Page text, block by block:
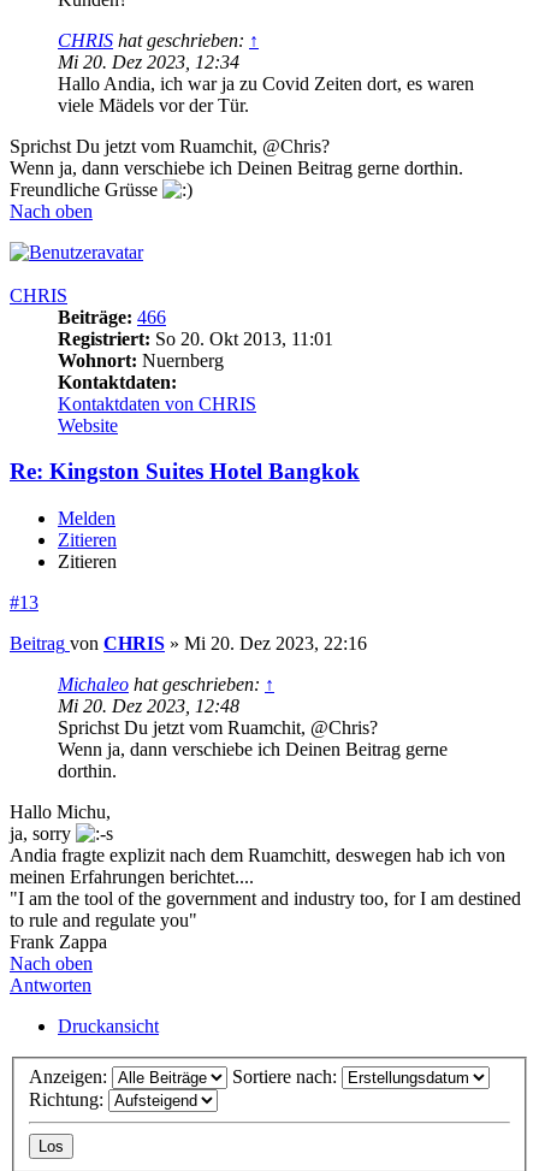
CHRIS hat geschrieben: ↑
Mi 20. Dez 2023, 12:34
Hallo Andia, ich war ja zu Covid Zeiten dort, es waren
viele Mädels vor der Tür.
Sprichst Du jetzt vom Ruamchit, @Chris?
Wenn ja, dann verschiebe ich Deinen Beitrag gerne dorthin.
Freundliche Grüsse
Nach oben
CHRIS
Beiträge: 466
Registriert: So 20. Okt 2013, 11:01
Wohnort: Nuernberg
Kontaktdaten:
Kontaktdaten von CHRIS
Website
Re: Kingston Suites Hotel Bangkok
Melden
Zitieren
Zitieren
#13
Beitrag von CHRIS » Mi 20. Dez 2023, 22:16
Michaleo hat geschrieben: ↑
Mi 20. Dez 2023, 12:48
Sprichst Du jetzt vom Ruamchit, @Chris?
Wenn ja, dann verschiebe ich Deinen Beitrag gerne
dorthin.
Hallo Michu,
ja, sorry
Andia fragte explizit nach dem Ruamchitt, deswegen hab ich von
meinen Erfahrungen berichtet....
"I am the tool of the government and industry too, for I am destined
to rule and regulate you"
Frank Zappa
Nach oben
Antworten
Druckansicht
Anzeigen:
Sortiere nach:
Richtung: